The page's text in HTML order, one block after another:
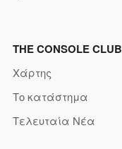
THE CONSOLE CLUB
Χάρτης
Το κατάστημα
Τελευταία Νέα